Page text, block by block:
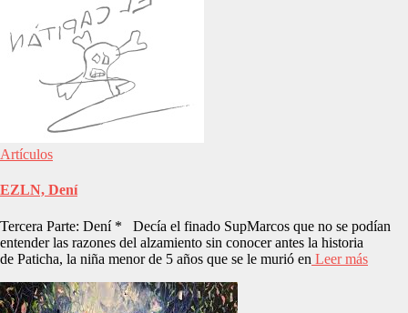
Artículos
EZLN, Dení
Tercera Parte: Dení * Decía el finado SupMarcos que no se podían
entender las razones del alzamiento sin conocer antes la historia
de Paticha, la niña menor de 5 años que se le murió en Leer más